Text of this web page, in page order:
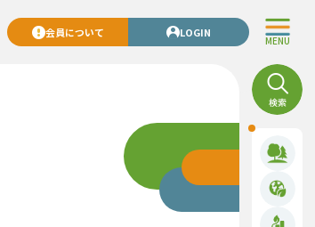
MENU
会員について LOGIN